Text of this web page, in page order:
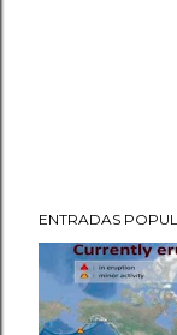
ENTRADAS